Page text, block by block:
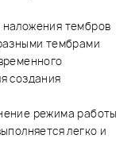
тембров
тембрами
создания
режима работы
легко и